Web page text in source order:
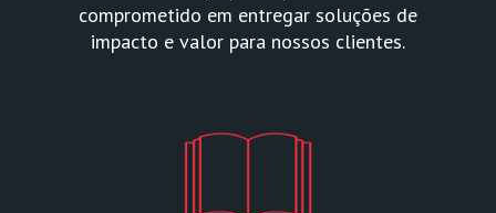
comprometido em entregar soluções de
impacto e valor para nossos clientes.